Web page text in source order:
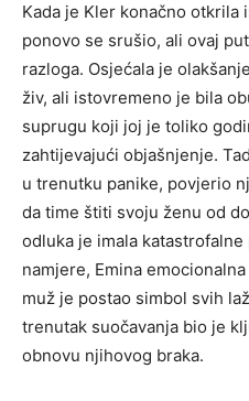
Kada je Kler konačno
ponovo se srušio, ali ovaj
razloga. Osjećala je
živ, ali istovremeno je bila
suprugu koji joj je toliko
zahtijevajući objašnjenje.
u trenutku panike, povjerio
da time štiti svoju ženu od
odluka je imala
namjere, Emina
muž je postao simbol svih
trenutak suočavanja bio je
obnovu njihovog braka.